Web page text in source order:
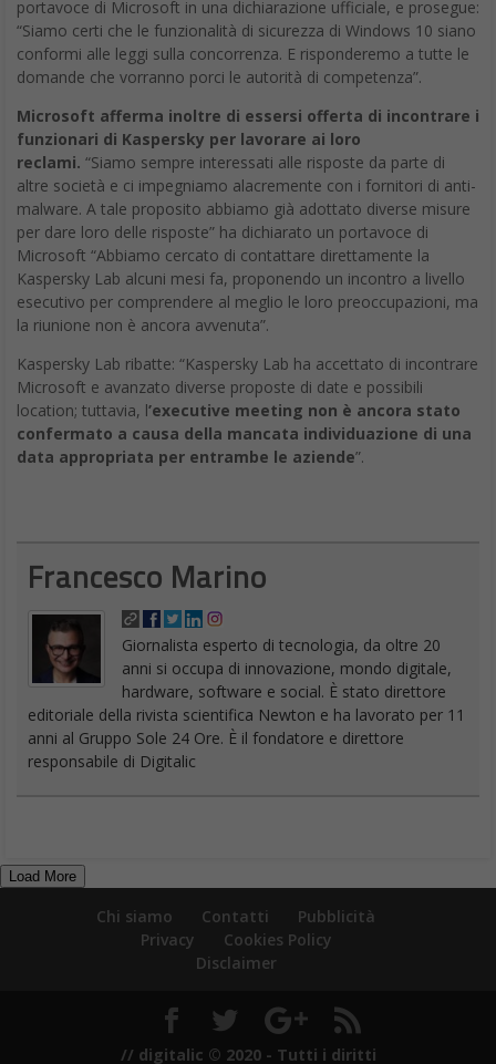
portavoce di Microsoft in una dichiarazione ufficiale, e prosegue:
“Siamo certi che le funzionalità di sicurezza di Windows 10 siano
conformi alle leggi sulla concorrenza. E risponderemo a tutte le
domande che vorranno porci le autorità di competenza”.
Microsoft afferma inoltre di essersi offerta di incontrare i
funzionari di Kaspersky per lavorare ai loro
reclami. “Siamo sempre interessati alle risposte da parte di
altre società e ci impegniamo alacremente con i fornitori di anti-
malware. A tale proposito abbiamo già adottato diverse misure
per dare loro delle risposte” ha dichiarato un portavoce di
Microsoft “Abbiamo cercato di contattare direttamente la
Kaspersky Lab alcuni mesi fa, proponendo un incontro a livello
esecutivo per comprendere al meglio le loro preoccupazioni, ma
la riunione non è ancora avvenuta”.
Kaspersky Lab ribatte: “Kaspersky Lab ha accettato di incontrare
Microsoft e avanzato diverse proposte di date e possibili
location; tuttavia, l’executive meeting non è ancora stato
confermato a causa della mancata individuazione di una
data appropriata per entrambe le aziende”.
Francesco Marino
Giornalista esperto di tecnologia, da oltre 20
anni si occupa di innovazione, mondo digitale,
hardware, software e social. È stato direttore
editoriale della rivista scientifica Newton e ha lavorato per 11
anni al Gruppo Sole 24 Ore. È il fondatore e direttore
responsabile di Digitalic
Load More
Chi siamo Contatti
Pubblicità
Privacy
Cookies Policy
Disclaimer
// digitalic © 2020 - Tutti i diritti